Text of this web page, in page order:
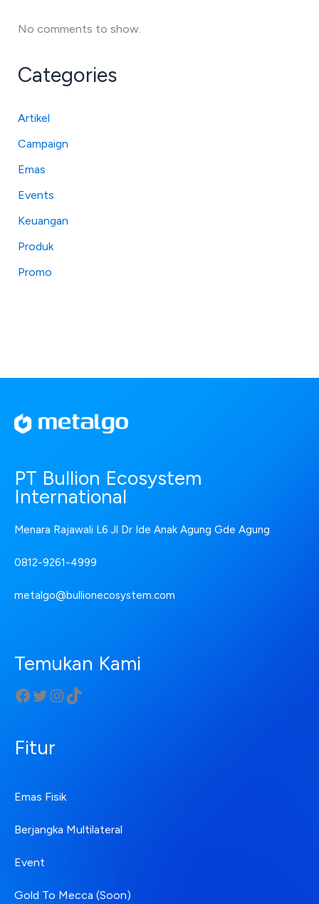
No comments to show.
Categories
Artikel
Campaign
Emas
Events
Keuangan
Produk
Promo
PT Bullion Ecosystem
International
Menara Rajawali L6 Jl Dr Ide Anak Agung Gde Agung
0812-9261-4999
metalgo@bullionecosystem.com
Temukan Kami
Fitur
Emas Fisik
Berjangka Multilateral
Event
Gold To Mecca (Soon)